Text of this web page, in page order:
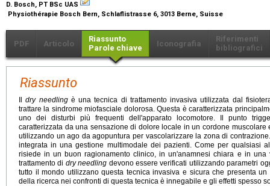
D. Bosch, PT BSc UAS
Physiothérapie Bosch Bern, Schlaflistrasse 6, 3013 Berne, Suisse
PDF Articolo
Riassunto
Parole chiave
Iconografia
Riferimenti
bibliografici
Riassunto
Ildry needlingè una tecnica di trattamento invasiva utilizzata dal
trattare la sindrome miofasciale dolorosa. Questa è caratterizzata
uno dei disturbi più frequenti dell'apparato locomotore. Il punto
caratterizzata da una sensazione di dolore locale in un cordone muscolare
utilizzando un ago da agopuntura per vascolarizzare la zona di
integrata in una gestione multimodale dei pazienti. Come per qualsiasi
risiede in un buon ragionamento clinico, in un'anamnesi chiara e in una
trattamento di dry needling devono essere verificati utilizzando parametri
tutto il mondo utilizzano questa tecnica invasiva e sicura che presenta
della ricerca nei confronti di questa tecnica è innegabile e gli effetti spesso